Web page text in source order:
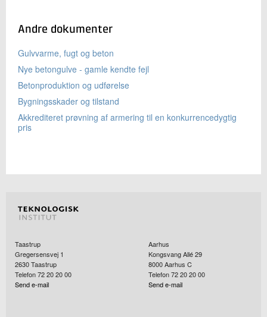
Skriv til mig
Andre dokumenter
Gulvvarme, fugt og beton
Nye betongulve - gamle kendte fejl
Betonproduktion og udførelse
Bygningsskader og tilstand
Akkrediteret prøvning af armering til en konkurrencedygtig
pris
Taastrup
Gregersensvej 1
2630Taastrup
Telefon 72 20 20 00
Send e-mail
Aarhus
Kongsvang Allé 29
8000Aarhus C
Telefon 72 20 20 00
Send e-mail